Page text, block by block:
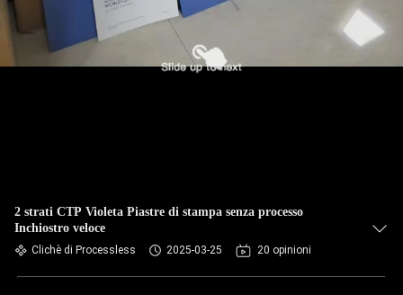
2 strati CTP Violeta Piastre di stampa senza processo
Inchiostro veloce
Clichè di Processless 2025-03-25 20 opinioni